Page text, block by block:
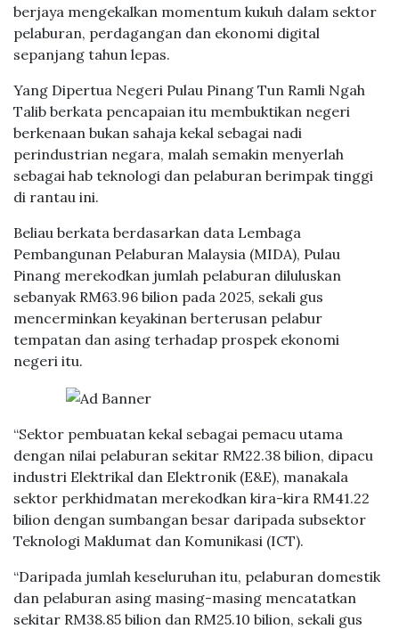
berjaya mengekalkan momentum kukuh dalam sektor
pelaburan, perdagangan dan ekonomi digital
sepanjang tahun lepas.
Yang Dipertua Negeri Pulau Pinang Tun Ramli Ngah
Talib berkata pencapaian itu membuktikan negeri
berkenaan bukan sahaja kekal sebagai nadi
perindustrian negara, malah semakin menyerlah
sebagai hab teknologi dan pelaburan berimpak tinggi
di rantau ini.
Beliau berkata berdasarkan data Lembaga
Pembangunan Pelaburan Malaysia (MIDA), Pulau
Pinang merekodkan jumlah pelaburan diluluskan
sebanyak RM63.96 bilion pada 2025, sekali gus
mencerminkan keyakinan berterusan pelabur
tempatan dan asing terhadap prospek ekonomi
negeri itu.
“Sektor pembuatan kekal sebagai pemacu utama
dengan nilai pelaburan sekitar RM22.38 bilion, dipacu
industri Elektrikal dan Elektronik (E&E), manakala
sektor perkhidmatan merekodkan kira-kira RM41.22
bilion dengan sumbangan besar daripada subsektor
Teknologi Maklumat dan Komunikasi (ICT).
“Daripada jumlah keseluruhan itu, pelaburan domestik
dan pelaburan asing masing-masing mencatatkan
sekitar RM38.85 bilion dan RM25.10 bilion, sekali gus